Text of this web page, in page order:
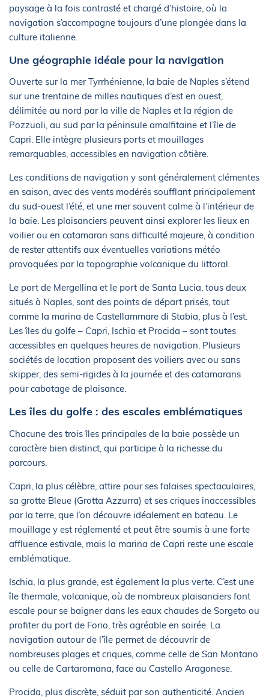
paysage à la fois contrasté et chargé d’histoire, où la
navigation s’accompagne toujours d’une plongée dans la
culture italienne.
Une géographie idéale pour la navigation
Ouverte sur la mer Tyrrhénienne, la baie de Naples s’étend
sur une trentaine de milles nautiques d’est en ouest,
délimitée au nord par la ville de Naples et la région de
Pozzuoli, au sud par la péninsule amalfitaine et l’île de
Capri. Elle intègre plusieurs ports et mouillages
remarquables, accessibles en navigation côtière.
Les conditions de navigation y sont généralement clémentes
en saison, avec des vents modérés soufflant principalement
du sud-ouest l’été, et une mer souvent calme à l’intérieur de
la baie. Les plaisanciers peuvent ainsi explorer les lieux en
voilier ou en catamaran sans difficulté majeure, à condition
de rester attentifs aux éventuelles variations météo
provoquées par la topographie volcanique du littoral.
Le port de Mergellina et le port de Santa Lucia, tous deux
situés à Naples, sont des points de départ prisés, tout
comme la marina de Castellammare di Stabia, plus à l’est.
Les îles du golfe – Capri, Ischia et Procida – sont toutes
accessibles en quelques heures de navigation. Plusieurs
sociétés de location proposent des voiliers avec ou sans
skipper, des semi-rigides à la journée et des catamarans
pour cabotage de plaisance.
Les îles du golfe : des escales emblématiques
Chacune des trois îles principales de la baie possède un
caractère bien distinct, qui participe à la richesse du
parcours.
Capri, la plus célèbre, attire pour ses falaises spectaculaires,
sa grotte Bleue (Grotta Azzurra) et ses criques inaccessibles
par la terre, que l’on découvre idéalement en bateau. Le
mouillage y est réglementé et peut être soumis à une forte
affluence estivale, mais la marina de Capri reste une escale
emblématique.
Ischia, la plus grande, est également la plus verte. C’est une
île thermale, volcanique, où de nombreux plaisanciers font
escale pour se baigner dans les eaux chaudes de Sorgeto ou
profiter du port de Forio, très agréable en soirée. La
navigation autour de l’île permet de découvrir de
nombreuses plages et criques, comme celle de San Montano
ou celle de Cartaromana, face au Castello Aragonese.
Procida, plus discrète, séduit par son authenticité. Ancien